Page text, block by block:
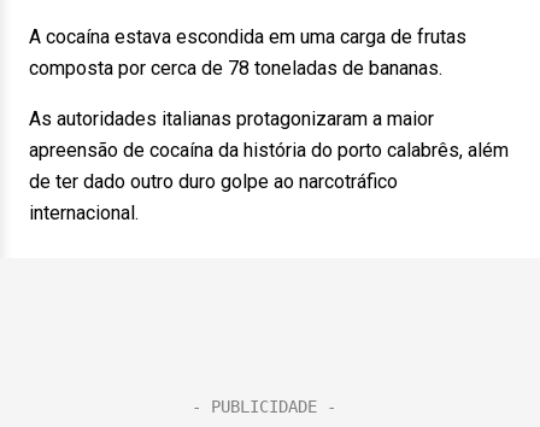
A cocaína estava escondida em uma carga de frutas
composta por cerca de 78 toneladas de bananas.
As autoridades italianas protagonizaram a maior
apreensão de cocaína da história do porto calabrês, além
de ter dado outro duro golpe ao narcotráfico
internacional.